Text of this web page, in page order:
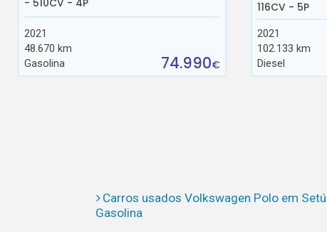
2021
48.670 km
Gasolina
74.990€
116CV - 5P
2021
102.133 km
Diesel
Carros usados Volkswagen Polo em
Gasolina